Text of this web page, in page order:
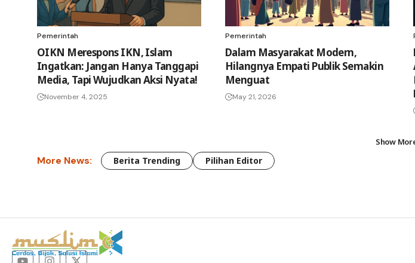
Pemerintah
OIKN Merespons IKN, Islam
Ingatkan: Jangan Hanya Tanggapi
Media, Tapi Wujudkan Aksi Nyata!
November 4, 2025
Pemerintah
Dalam Masyarakat Modern,
Hilangnya Empati Publik Semakin
Menguat
May 21, 2026
Show
More News: Berita Trending Pilihan Editor